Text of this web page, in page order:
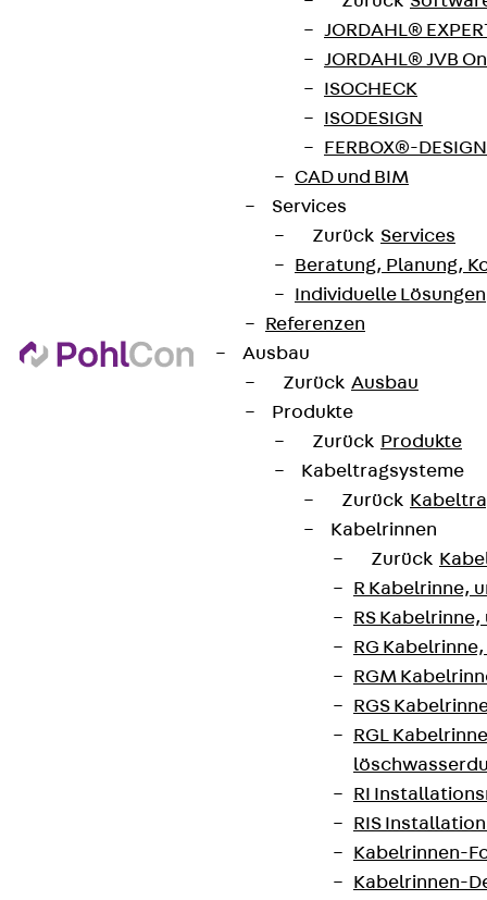
JORDAHL®
JORDAHL® JVB
ISOCHECK
ISODESIGN
FERBOX®-
CAD und BIM
Services
Zurück Services
Beratung, Planung,
Individuelle Lösungen
Referenzen
Ausbau
Zurück Ausbau
Produkte
Zurück Produkte
Kabeltragsysteme
Zurück
Kabelrinnen
Zurück
R Kabelrinne,
RS
RG
RGM
RGS
RGL
RI
RIS
Kabelrinnen-
Kabelrinnen-